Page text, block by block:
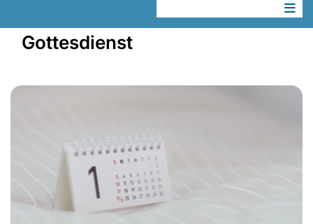
Gottesdienst